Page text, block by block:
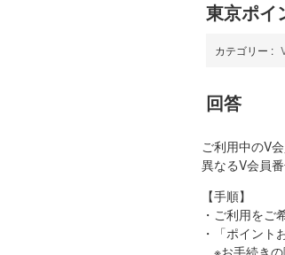
東京ポ
カテゴリー :
回答
ご利用中のV
異なるV会員
【手順】
・ご利用をご
・「ポイント
※お手続きの